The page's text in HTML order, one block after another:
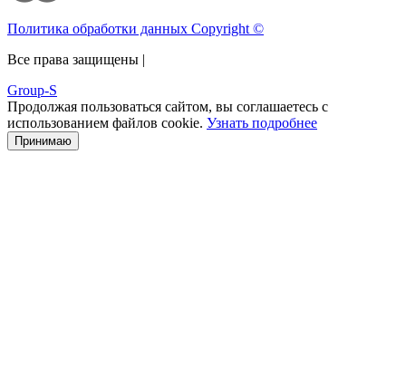
Политика обработки данных Copyright ©
Все права защищены |
Group-S
Продолжая пользоваться сайтом, вы соглашаетесь с
использованием файлов cookie. Узнать подробнее
Принимаю